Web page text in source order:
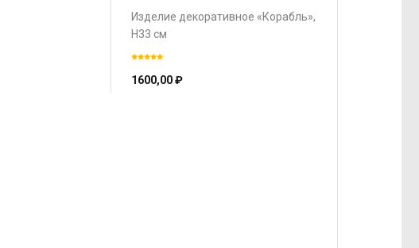
Изделие декоративное «Корабль»,
H33 см
1600,00₽